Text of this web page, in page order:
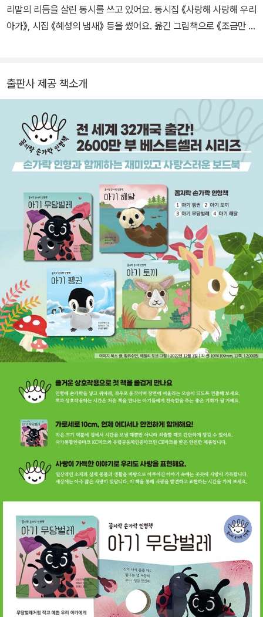
리말의 리듬을 살린 동시를 쓰고 있어요. 동시집 《사랑해 사랑해 우리
아가》, 시집 《혜성의 냄새》 등을 썼어요. 옮긴 그림책으로 《조금만 기
출판사 제공 책소개